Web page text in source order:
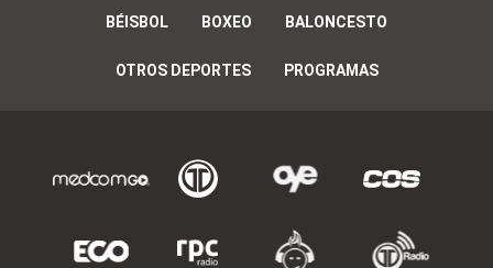
BÉISBOL BOXEO BALONCESTO
OTROS DEPORTES PROGRAMAS